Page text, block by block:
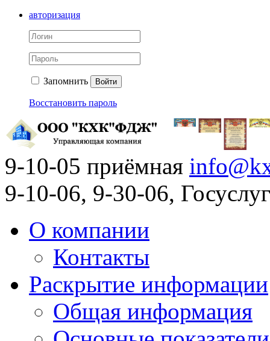
авторизация
Запомнить Войти
Восстановить пароль
9-10-05 приёмная
9-10-06, 9-30-06,
О компании
Контакты
Раскрытие информации
Общая информация